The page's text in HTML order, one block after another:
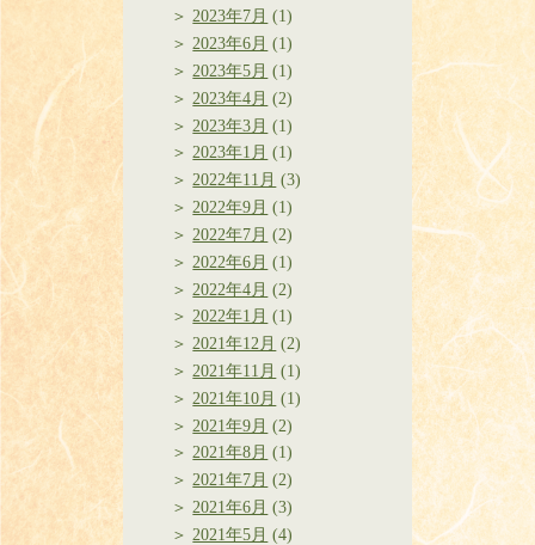
2023年7月 (1)
2023年6月 (1)
2023年5月 (1)
2023年4月 (2)
2023年3月 (1)
2023年1月 (1)
2022年11月 (3)
2022年9月 (1)
2022年7月 (2)
2022年6月 (1)
2022年4月 (2)
2022年1月 (1)
2021年12月 (2)
2021年11月 (1)
2021年10月 (1)
2021年9月 (2)
2021年8月 (1)
2021年7月 (2)
2021年6月 (3)
2021年5月 (4)